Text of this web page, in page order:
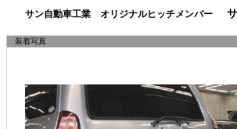
サン自動車工業 オリジナルヒッチメンバー サ
装着写真